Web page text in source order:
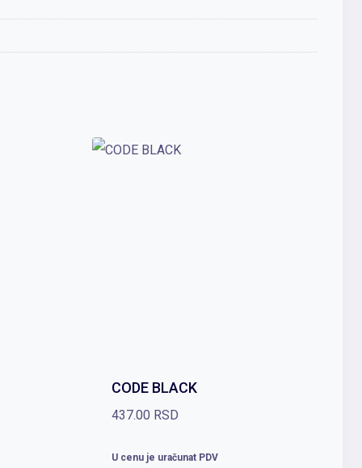
CODE BLACK
437.00 RSD
U cenu je uračunat PDV